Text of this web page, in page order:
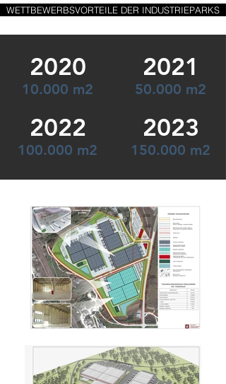
WETTBEWERBSVORTEILE DER INDUSTRIEPARKS
2020 2021
10.000 m2 50.000 m2
2022 2023
100.000 m2 150.000 m2